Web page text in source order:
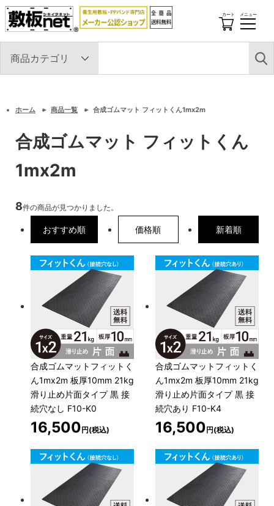
カート メニュー
開
る
ホーム 商品一覧 合成ゴムマット フィットくん1mx2m
合成ゴムマット フィットくん
1mx2m
8件の商品が見つかりました。
おすすめ順 価格順 新着順
合成ゴムマットフィットく
ん1mx2m 板厚10mm 21kg
滑り止め片面タイプ 黒 接
続穴なし F10-K0
16,500円(税込)
合成ゴムマットフィットく
ん1mx2m 板厚10mm 21kg
滑り止め片面タイプ 黒 接
続穴あり F10-K4
16,500円(税込)